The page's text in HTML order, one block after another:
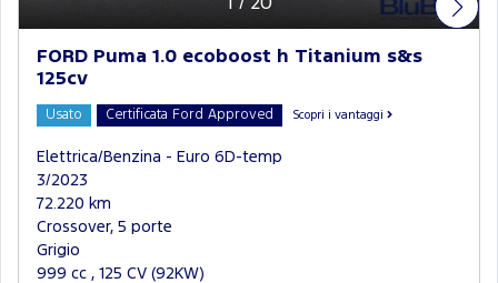
1 / 20
FORD Puma 1.0 ecoboost h Titanium s&s
125cv
Usato Certificata Ford Approved Scopri i vantaggi
Elettrica/Benzina - Euro 6D-temp
3/2023
72.220 km
Crossover, 5 porte
Grigio
999 cc , 125 CV (92KW)